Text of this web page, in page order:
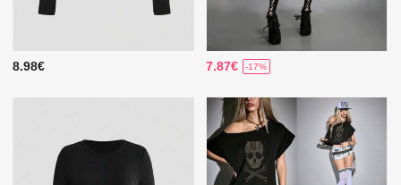
8.98€ 7.87€ -17%